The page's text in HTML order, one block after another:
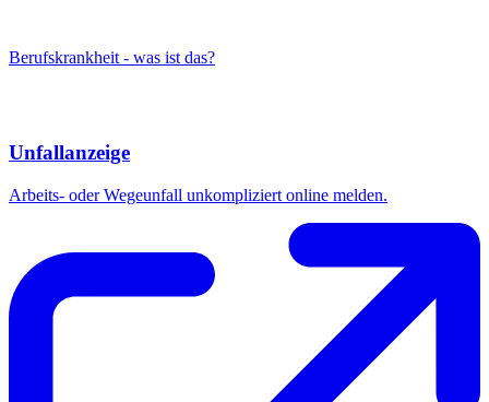
Berufskrankheit - was ist das?
Unfallanzeige
Arbeits- oder Wegeunfall unkompliziert online melden.